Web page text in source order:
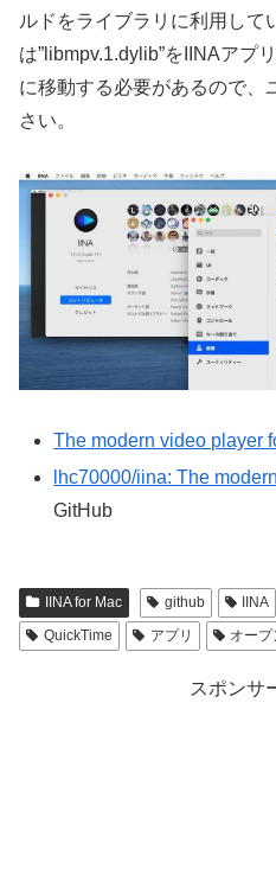
ルドをライブラリに利用して
は”libmpv.1.dylib”をIINAアプ
に移動する必要があるので、
さい。
The modern video player
lhc70000/iina: The
GitHub
IINA for Mac github IINA
QuickTime
アプリ オープ
スポンサ